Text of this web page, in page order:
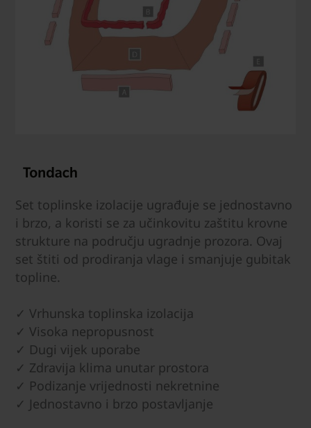
Set toplinske izolacije ugrađuje se jednostavno
i brzo, a koristi se za učinkovitu zaštitu krovne
strukture na području ugradnje prozora. Ovaj
set štiti od prodiranja vlage i smanjuje gubitak
topline.
✓ Vrhunska toplinska izolacija
✓ Visoka nepropusnost
✓ Dugi vijek uporabe
✓ Zdravija klima unutar prostora
✓ Podizanje vrijednosti nekretnine
✓ Jednostavno i brzo postavljanje